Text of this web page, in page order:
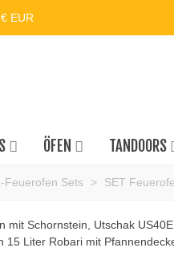
€ EUR
ÖFEN TANDOORS
Feuerofen Sets > SET